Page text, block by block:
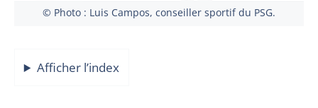
© Photo : Luis Campos, conseiller sportif du PSG.
Afficher l’index